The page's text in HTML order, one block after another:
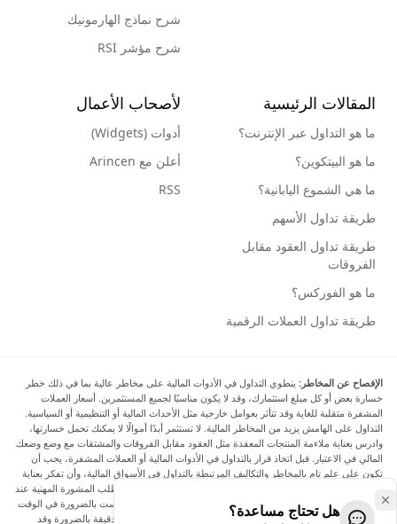
شرح نماذج الهارمونيك
شرح مؤشر RSI
المقالات الرئيسية
ما هو التداول عبر الإنترنت؟
ما هو البيتكوين؟
ما هي الشموع اليابانية؟
طريقة تداول الأسهم
طريقة تداول العقود مقابل
الفروقات
ما هو الفوركس؟
طريقة تداول العملات الرقمية
لأصحاب الأعمال
أدوات (Widgets)
أعلن مع Arincen
RSS
الإفصاح عن المخاطر: ينطوي التداول في الأدوات المالية على مخاطر عالية بما في ذلك خطر
خسارة بعض أو كل مبلغ استثمارك، وقد لا يكون مناسبًا لجميع المستثمرين. أسعار العملات
المشفرة متقلبة للغاية وقد تتأثر بعوامل خارجية مثل الأحداث المالية أو التنظيمية أو السياسية.
التداول على الهامش يزيد من المخاطر المالية. لا تستثمر أبدًا أموالًا لا يمكنك تحمل خسارتها،
وادرس بعناية ملاءمة المنتجات المعقدة مثل العقود مقابل الفروقات والمشتقات مع وضع وضعك
المالي في الاعتبار. قبل اتخاذ قرار بالتداول في الأدوات المالية أو العملات المشفرة، يجب أن
تكون على علم تام بالمخاطر والتكاليف المرتبطة بالتداول في الأسواق المالية، وأن تفكر بعناية
في أهدافك الاستثمارية ومستوى خبرتك ورغبتك في المخاطرة، وأن تطلب المشورة المهنية عند
الحاجة. تود Arincen أن تذكرك بأن البيانات الواردة في هذا الموقع ليست بالضرورة في الوقت
الفعلي وليست دقيقة. البيانات والأسعار الموجودة على الموقع ليست دقيقة بالضرورة وقد
هل تحتاج مساعدة؟